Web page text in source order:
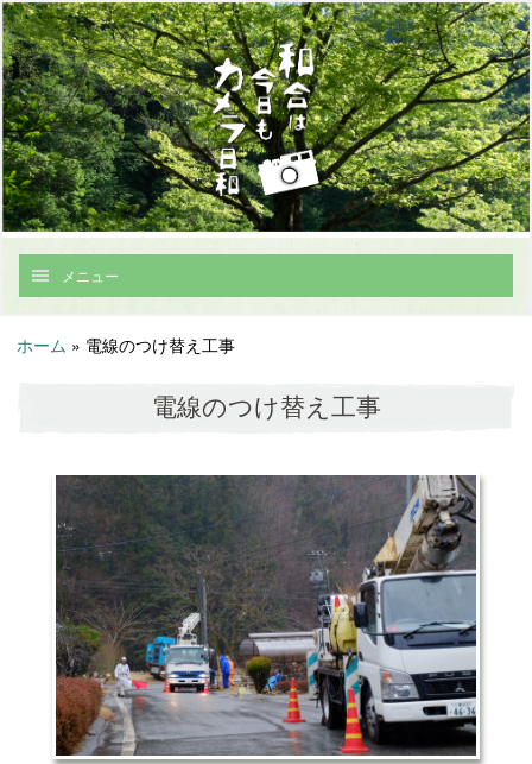
メニュー
ホーム » 電線のつけ替え工事
電線のつけ替え工事